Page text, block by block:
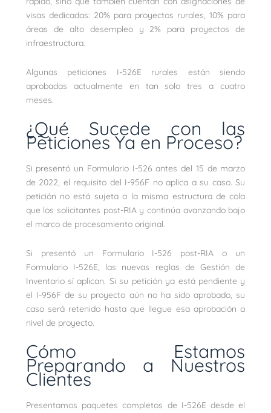
visas dedicadas: 20% para proyectos rurales, 10% para
áreas de alto desempleo y 2% para proyectos de
infraestructura.
Algunas peticiones I-526E rurales están siendo
aprobadas actualmente en tan solo tres a cuatro
meses.
¿Qué Sucede con las
Peticiones Ya en Proceso?
Si presentó un Formulario I-526 antes del 15 de marzo
de 2022, el requisito del I-956F no aplica a su caso. Su
petición no está sujeta a la misma estructura de cola
que los solicitantes post-RIA y continúa avanzando bajo
el marco de procesamiento original.
Si presentó un Formulario I-526 post-RIA o un
Formulario I-526E, las nuevas reglas de Gestión de
Inventario sí aplican. Si su petición ya está pendiente y
el I-956F de su proyecto aún no ha sido aprobado, su
caso será retenido hasta que llegue esa aprobación a
nivel de proyecto.
Cómo Estamos
Preparando a Nuestros
Clientes
Presentamos paquetes completos de I-526E desde el